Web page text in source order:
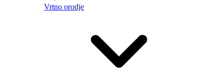
Vrtno orodje